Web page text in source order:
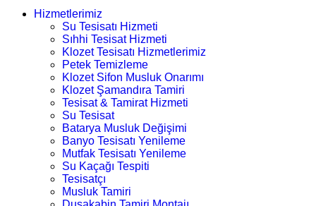
Hizmetlerimiz
Su Tesisatı Hizmeti
Sıhhi Tesisat Hizmeti
Klozet Tesisatı Hizmetlerimiz
Petek Temizleme
Klozet Sifon Musluk Onarımı
Klozet Şamandıra Tamiri
Tesisat & Tamirat Hizmeti
Su Tesisat
Batarya Musluk Değişimi
Banyo Tesisatı Yenileme
Mutfak Tesisatı Yenileme
Su Kaçağı Tespiti
Tesisatçı
Musluk Tamiri